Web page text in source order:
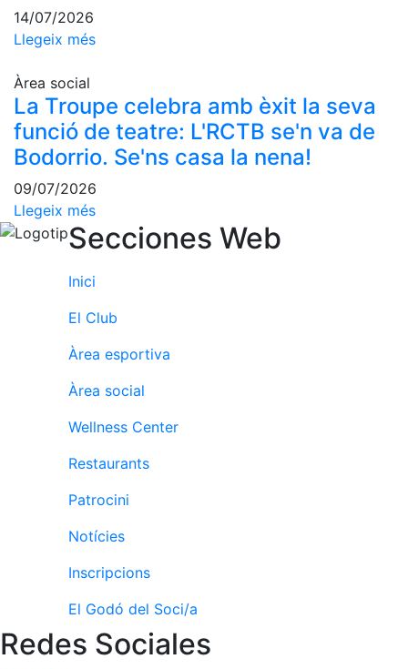
14/07/2026
Llegeix més
Àrea social
La Troupe celebra amb èxit la seva
funció de teatre: L'RCTB se'n va de
Bodorrio. Se'ns casa la nena!
09/07/2026
Llegeix més
Secciones Web
Inici
El Club
Àrea esportiva
Àrea social
Wellness Center
Restaurants
Patrocini
Notícies
Inscripcions
El Godó del Soci/a
Redes Sociales